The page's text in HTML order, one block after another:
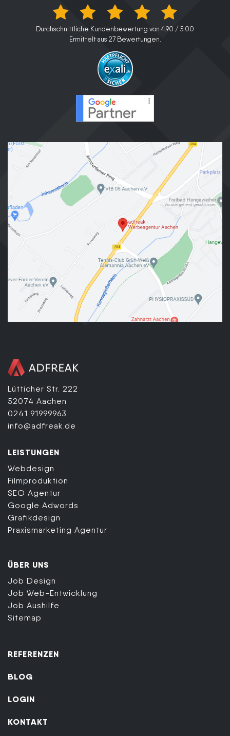
Durchschnittliche Kundenbewertung von 4.90 / 5.00
Ermittelt aus 27Bewertungen.
Lütticher Str. 222
52074 Aachen
0241 91999963
info@adfreak.de
LEISTUNGEN
Webdesign
Filmproduktion
SEO Agentur
Google Adwords
Grafikdesign
Praxismarketing Agentur
ÜBER UNS
Job Design
Job Web-Entwicklung
Job Aushilfe
Sitemap
REFERENZEN
BLOG
LOGIN
KONTAKT